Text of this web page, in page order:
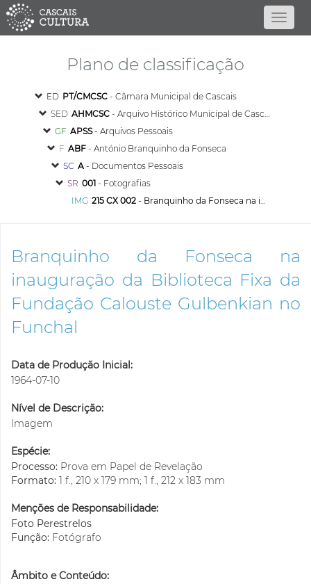
Plano de classificação
ED PT/CMCSC - Câmara Municipal de Cascais
SED AHMCSC - Arquivo Histórico Municipal de Cascais
GF APSS- Arquivos Pessoais
F ABF - António Branquinho da Fonseca
SC A - Documentos Pessoais
SR 001 - Fotografias
IMG 215 CX 002 - Branquinho da Fonseca na inauguração da Biblioteca Fixa da Fundação Calouste Gulbenkian no Funchal
Branquinho da Fonseca na
inauguração da Biblioteca Fixa da
Fundação Calouste Gulbenkian no
Funchal
Data de Produção Inicial:
1964-07-10
Nível de Descrição:
Imagem
Espécie:
Processo: Prova em Papel de Revelação
Formato: 1 f., 210 x 179 mm; 1 f., 212 x 183 mm
Menções de Responsabilidade:
Foto Perestrelos
Função: Fotógrafo
Âmbito e Conteúdo: